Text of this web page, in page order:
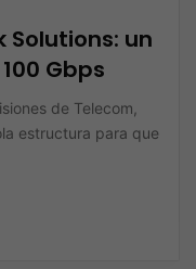
Solutions: un
Gbps
de Telecom,
estructura para que